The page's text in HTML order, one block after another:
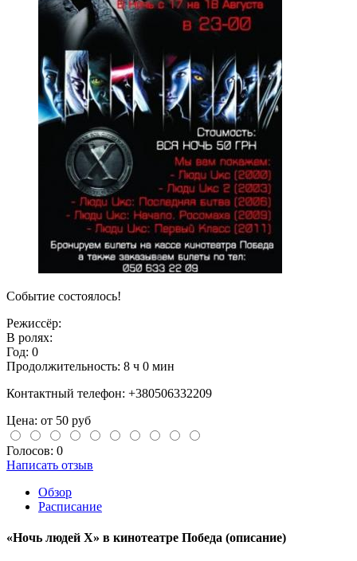
Событие состоялось!
Режиссёр:
В ролях:
Год: 0
Продолжительность: 8 ч 0 мин
Контактный телефон: +380506332209
Цена: от 50 руб
Голосов: 0
Написать отзыв
Обзор
Расписание
«Ночь людей Х» в кинотеатре Победа (описание)